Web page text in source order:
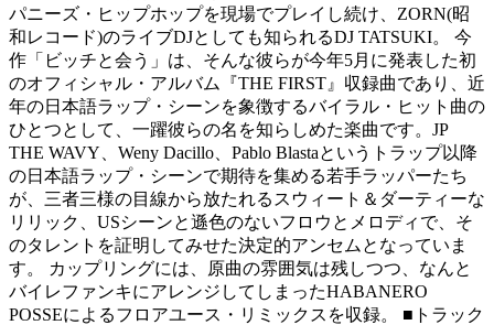
パニーズ・ヒップホップを現場でプレイし続け、ZORN(昭
和レコード)のライブDJとしても知られるDJ TATSUKI。 今
作「ビッチと会う」は、そんな彼らが今年5月に発表した初
のオフィシャル・アルバム『THE FIRST』収録曲であり、近
年の日本語ラップ・シーンを象徴するバイラル・ヒット曲の
ひとつとして、一躍彼らの名を知らしめた楽曲です。JP
THE WAVY、Weny Dacillo、Pablo Blastaというトラップ以降
の日本語ラップ・シーンで期待を集める若手ラッパーたち
が、三者三様の目線から放たれるスウィート＆ダーティーな
リリック、USシーンと遜色のないフロウとメロディで、そ
のタレントを証明してみせた決定的アンセムとなっていま
す。 カップリングには、原曲の雰囲気は残しつつ、なんと
バイレファンキにアレンジしてしまったHABANERO
POSSEによるフロアユース・リミックスを収録。 ■トラック